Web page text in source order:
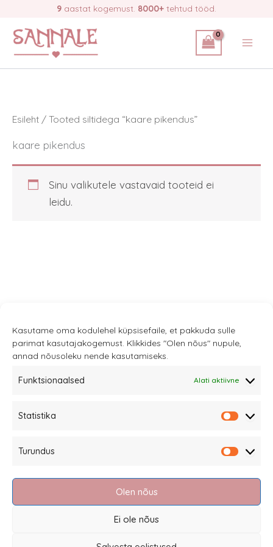
Kasutame oma kodulehel küpsisefaile, et pakkuda sulle
parimat kasutajakogemust. Klikkides "Olen nõus" nupule,
annad nõusoleku nende kasutamiseks.
Funktsionaalsed Alati aktiivne
Statistika
Turundus
Olen nõus
Ei ole nõus
content
9 aastat kogemust. 8000+ tehtud tööd.
Esileht / Tooted siltidega “kaare pikendus”
kaare pikendus
Sinu valikutele vastavaid tooteid ei
leidu.
Müügitingimused
Kauba tagastamine